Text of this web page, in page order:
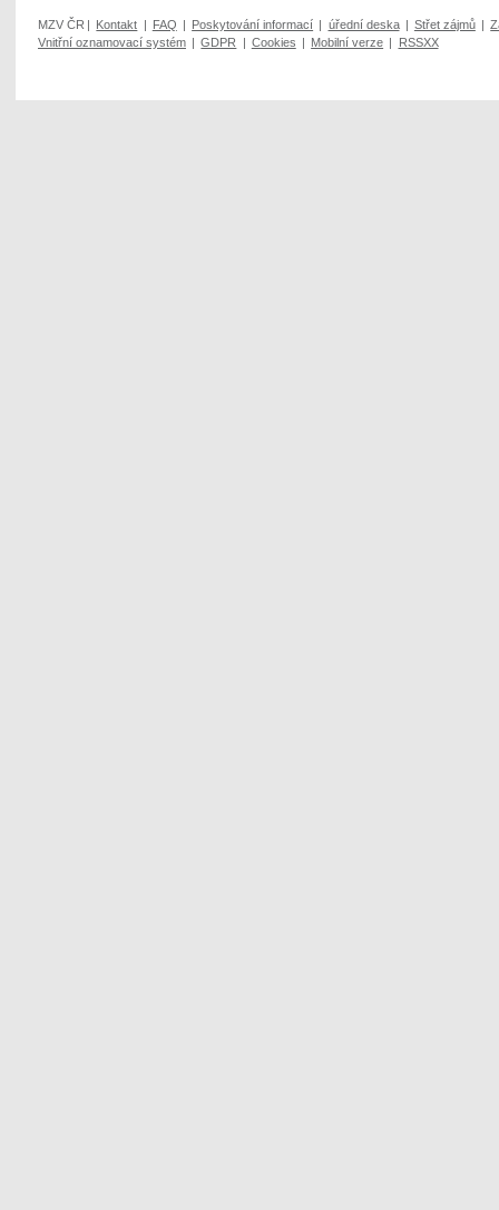
MZV ČR | Kontakt | FAQ | Poskytování informací | úřední deska | Střet zájmů |
Vnitřní oznamovací systém | GDPR | Cookies | Mobilní verze | RSSXX